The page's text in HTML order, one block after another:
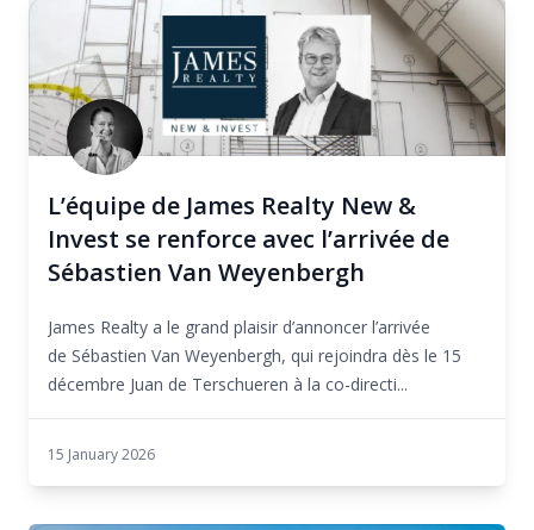
L’équipe de James Realty New &
Invest se renforce avec l’arrivée de
Sébastien Van Weyenbergh
James Realty a le grand plaisir d’annoncer l’arrivée
de Sébastien Van Weyenbergh, qui rejoindra dès le 15
décembre Juan de Terschueren à la co-directi...
15 January 2026